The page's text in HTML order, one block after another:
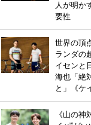
人が明か
要性
世界の頂
ランダの
イセンと
海也「絶
と」《ケ
《山の神